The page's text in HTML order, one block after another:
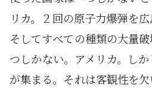
リカ。２回の原子力爆弾を
そしてすべての種類の大量
つしかない。アメリカ。し
が集まる。それは客観性を